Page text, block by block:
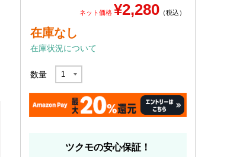
ネット価格 ¥2,280 （税込）
在庫なし
在庫状況について
数量
ツクモの安心保証！